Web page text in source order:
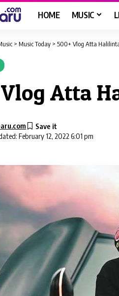
HOME MUSIC
> Music Today > 500+ Vlog Atta
Atta
February 12, 2022 6:01 pm